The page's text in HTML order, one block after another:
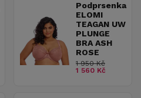
Podprsenka
ELOMI
TEAGAN UW
PLUNGE
BRA ASH
ROSE
1 950 Kč
1 560 Kč